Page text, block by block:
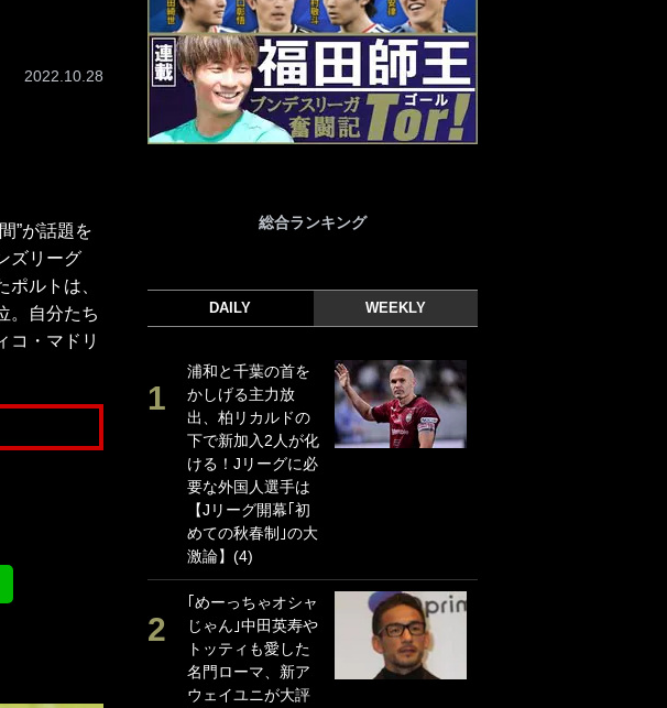
2022.10.28
”が話題を
ズリーグ
ポルトは、
。自分たち
コ・マドリ
総合ランキング
DAILY WEEKLY
浦和と千葉の首を
かしげる主力放
出、柏リカルドの
下で新加入2人が化
ける！Jリーグに必
要な外国人選手は
【Jリーグ開幕｢初
めての秋春制｣の大
激論】(4)
｢めーっちゃオシャ
じゃん｣中田英寿や
トッティも愛した
名門ローマ、新ア
ウェイユニが大評